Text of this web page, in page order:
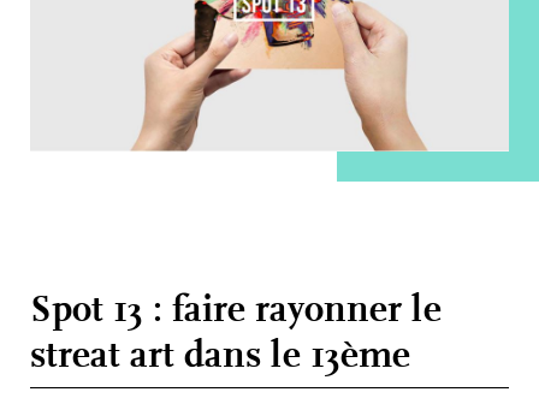
Spot 13 : faire rayonner le
streat art dans le 13ème